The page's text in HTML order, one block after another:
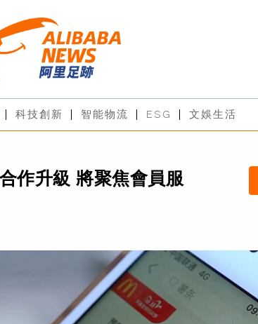
科技創新 智能物流 ESG 文娛生活
作升級 將聚焦會員服